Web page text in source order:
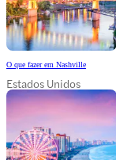
O que fazer em Nashville
Estados Unidos